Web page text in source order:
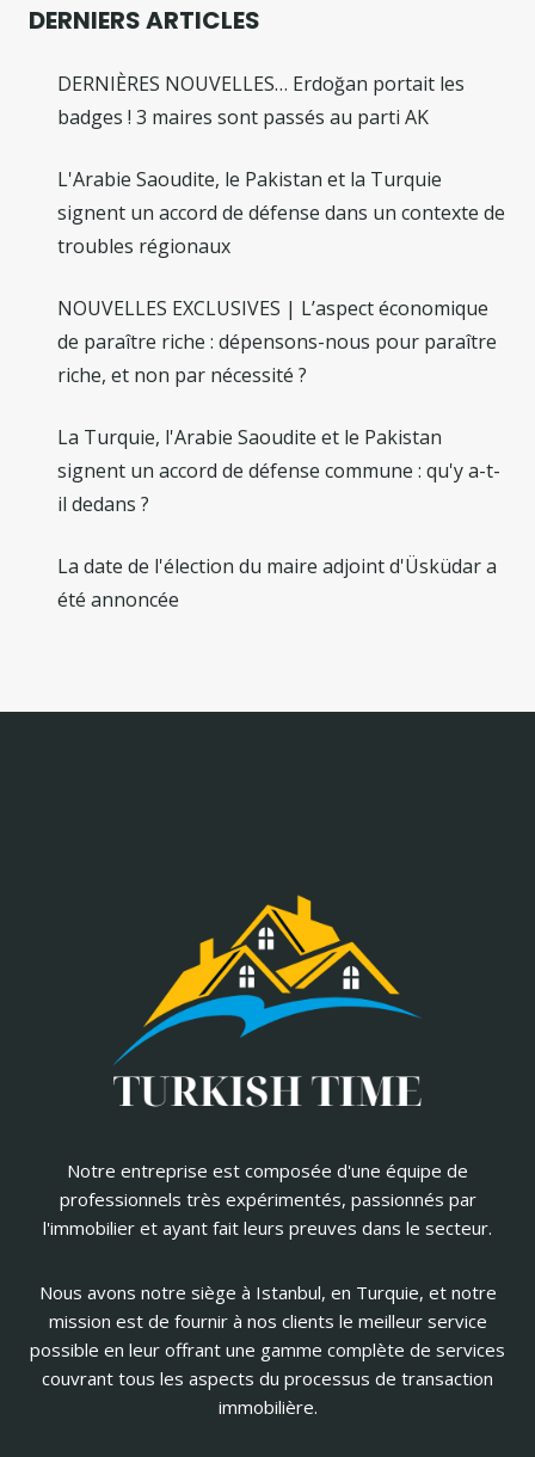
DERNIERS ARTICLES
DERNIÈRES NOUVELLES… Erdoğan portait les
badges ! 3 maires sont passés au parti AK
L'Arabie Saoudite, le Pakistan et la Turquie
signent un accord de défense dans un contexte de
troubles régionaux
NOUVELLES EXCLUSIVES | L’aspect économique
de paraître riche : dépensons-nous pour paraître
riche, et non par nécessité ?
La Turquie, l'Arabie Saoudite et le Pakistan
signent un accord de défense commune : qu'y a-t-
il dedans ?
La date de l'élection du maire adjoint d'Üsküdar a
été annoncée
Notre entreprise est composée d'une équipe de
professionnels très expérimentés, passionnés par
l'immobilier et ayant fait leurs preuves dans le secteur.
Nous avons notre siège à Istanbul, en Turquie, et notre
mission est de fournir à nos clients le meilleur service
possible en leur offrant une gamme complète de services
couvrant tous les aspects du processus de transaction
immobilière.